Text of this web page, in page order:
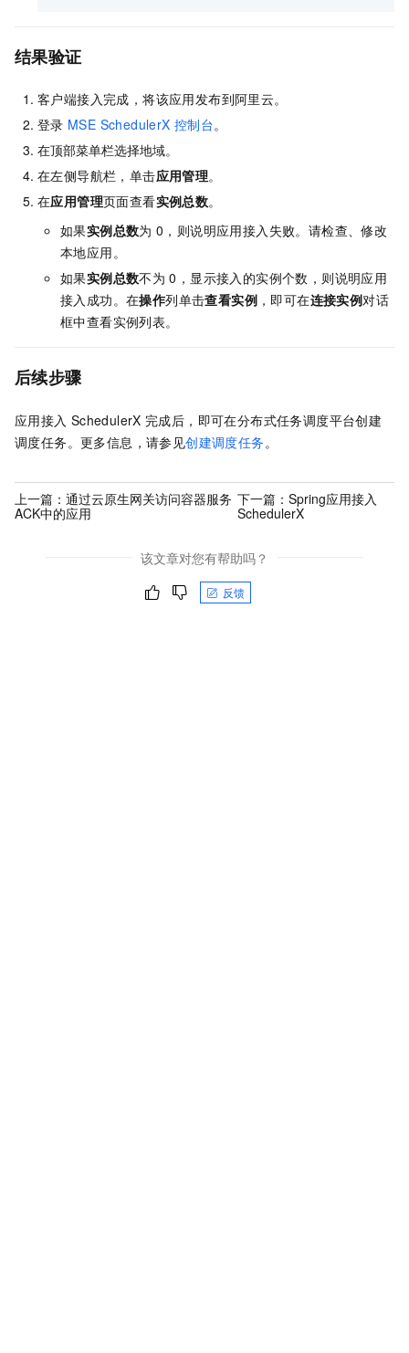
结果验证
客户端接入完成，将该应用发布到阿里云。
登录 MSE SchedulerX 控制台。
在顶部菜单栏选择地域。
在左侧导航栏，单击应用管理。
在应用管理页面查看实例总数。
如果实例总数为 0，则说明应用接入失败。请检查、修改
本地应用。
如果实例总数不为 0，显示接入的实例个数，则说明应用
接入成功。在操作列单击查看实例 ，即可在连接实例对话
框中查看实例列表。
后续步骤
应用接入 SchedulerX 完成后，即可在分布式任务调度平台创建
调度任务。更多信息，请参见创建调度任务 。
上一篇： 通过云原生网关访问容器服务
ACK中的应用
下一篇：Spring应用接入
SchedulerX
该文章对您有帮助吗？
反馈